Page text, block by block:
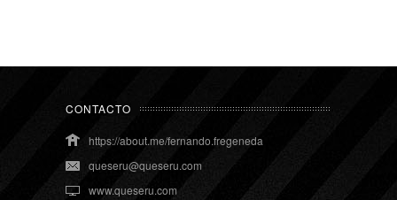
CONTACTO
https://about.me/fernando.fregeneda
queseru@queseru.com
www.queseru.com